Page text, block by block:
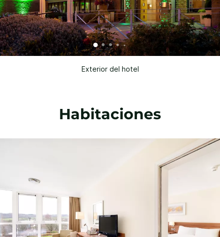
Exterior del hotel
Habitaciones